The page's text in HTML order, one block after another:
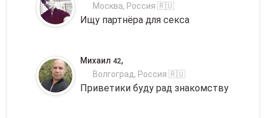
Москва, Россия 🇷🇺
Ищу партнёра для секса
Михаил 42,
Волгоград, Россия 🇷🇺
Приветики буду рад знакомству